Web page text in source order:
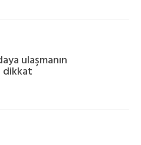
ulaşmanın
dikkat